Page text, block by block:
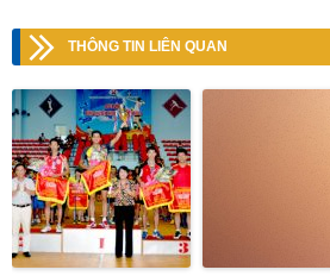
THÔNG TIN LIÊN QUAN